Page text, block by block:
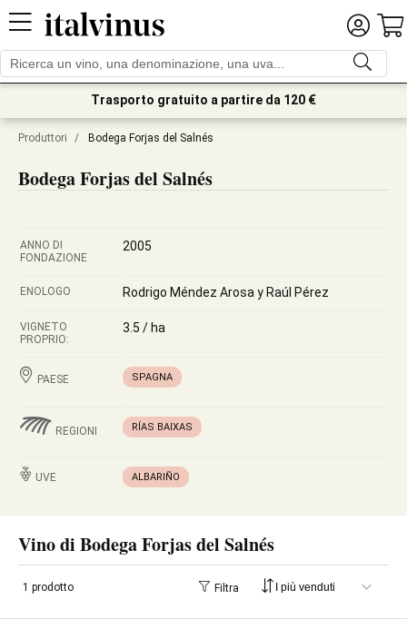
Trasporto gratuito a partire da 120 €
Produttori / Bodega Forjas del Salnés
Bodega Forjas del Salnés
ANNO DI
FONDAZIONE
2005
ENOLOGO Rodrigo Méndez Arosa y Raúl Pérez
VIGNETO
PROPRIO:
3.5 / ha
PAESE SPAGNA
REGIONI RÍAS BAIXAS
UVE ALBARIÑO
Vino di Bodega Forjas del Salnés
1 prodotto Filtra